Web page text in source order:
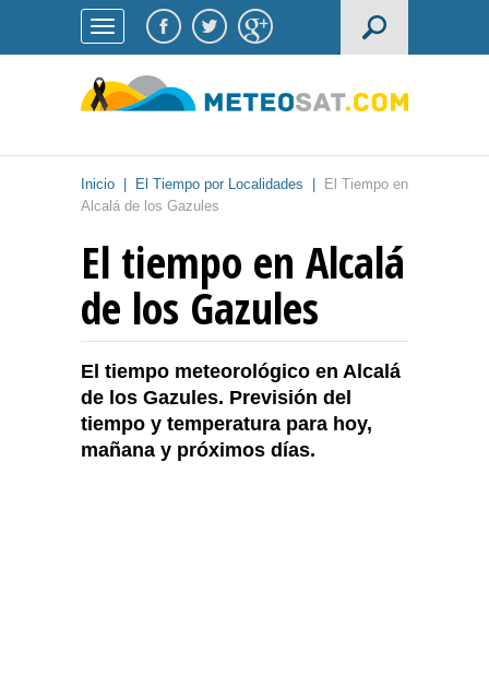
Inicio El Tiempo por Localidades
El Tiempo en
Alcalá de los Gazules
El tiempo en Alcalá
de los Gazules
El tiempo meteorológico en Alcalá
de los Gazules. Previsión del
tiempo y temperatura para hoy,
mañana y próximos días.